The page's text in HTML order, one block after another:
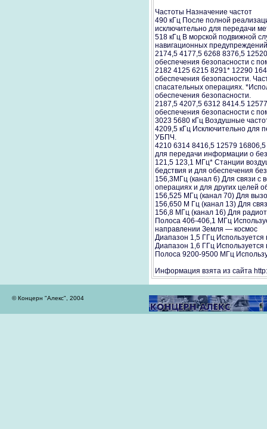
Частоты Назначение частот
490 кГц После полной
исключительно для передачи
518 кГц В морской подвижной
навигационных
2174,5 4177,5 6268 8376,5
обеспечения безопасности с
2182 4125 6215 8291* 12290
обеспечения безопасности.
спасательных операциях.
обеспечения безопасности.
2187,5 4207,5 6312 8414.5
обеспечения безопасности с
3023 5680 кГц Воздушные
4209,5 кГц Исключительно для
УБПЧ.
4210 6314 8416,5 12579
для передачи информации о
121,5 123,1 МГц* Станции
бедствия и для обеспечения
156,3МГц (канал 6) Для связи с
операциях и для других целей
156,525 МГц (канал 70) Для
156,650 М Гц (канал 13) Для
156,8 МГц (канал 16) Для
Полоса 406-406,1 МГц
направлении Земля — космос
Диапазон 1,5 ГГц Используется
Диапазон 1,6 ГГц Используется
Полоса 9200-9500 МГц
Информация взята из сайта
© Концерн "Алекс", 2004